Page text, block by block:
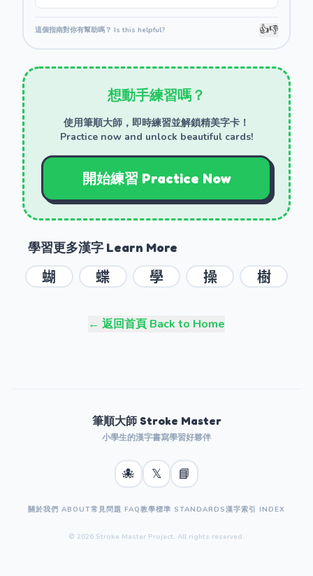
這個指南對你有幫助嗎？ Is this helpful? 👍👎
想動手練習嗎？
使用筆順大師，即時練習並解鎖精美字卡！
Practice now and unlock beautiful cards!
開始練習 Practice Now
學習更多漢字 Learn More
蝴 蝶 學 操 樹
← 返回首頁 Back to Home
筆順大師 Stroke Master
小學生的漢字書寫學習好夥伴
🐙 𝕏 📘
關於我們 ABOUT常見問題 FAQ教學標準 STANDARDS漢字索引 INDEX
© 2026 Stroke Master Project. All rights reserved.